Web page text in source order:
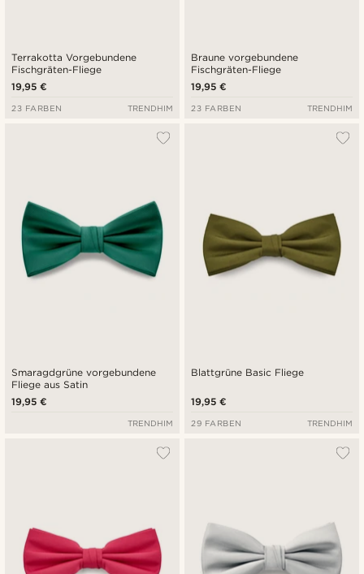
Terrakotta Vorgebundene
Fischgräten-Fliege
19,95 €
23 FARBEN TRENDHIM
Braune vorgebundene
Fischgräten-Fliege
19,95 €
23 FARBEN TRENDHIM
Smaragdgrüne vorgebundene
Fliege aus Satin
19,95 €
TRENDHIM
Blattgrüne Basic Fliege
19,95 €
29 FARBEN TRENDHIM